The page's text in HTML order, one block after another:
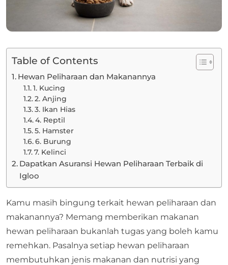
Table of Contents
Hewan Peliharaan dan Makanannya
1. Kucing
2. Anjing
3. Ikan Hias
4. Reptil
5. Hamster
6. Burung
7. Kelinci
Dapatkan Asuransi Hewan Peliharaan Terbaik di
Igloo
Kamu masih bingung terkait hewan peliharaan dan
makanannya? Memang memberikan makanan
hewan peliharaan bukanlah tugas yang boleh kamu
remehkan. Pasalnya setiap hewan peliharaan
membutuhkan jenis makanan dan nutrisi yang